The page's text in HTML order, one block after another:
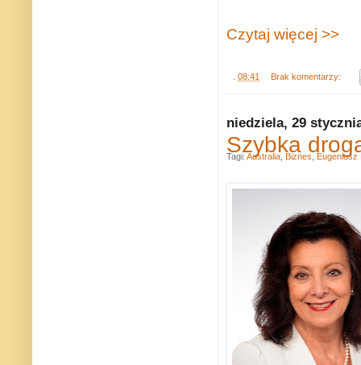
Czytaj więcej >>
08:41 Brak komentarzy:
niedziela, 29
Szybka
Tagi: Australia Biznes Eugeniusz